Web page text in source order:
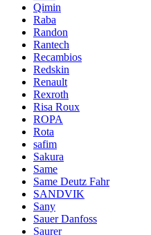
Qimin
Raba
Randon
Rantech
Recambios
Redskin
Renault
Rexroth
Risa Roux
ROPA
Rota
safim
Sakura
Same
Same Deutz Fahr
SANDVIK
Sany
Sauer Danfoss
Saurer